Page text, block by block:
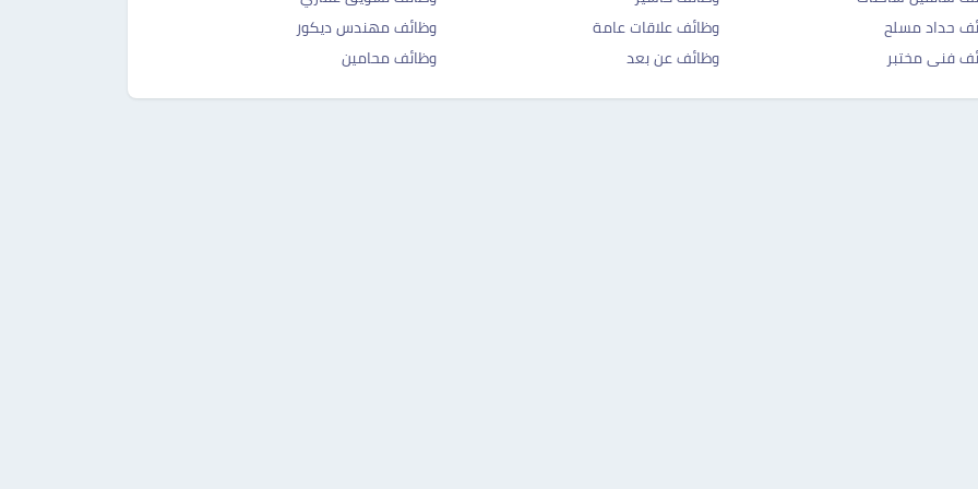
حداد مسلح
وظائف علاقات عامة
وظائف مهندس ديكور
فنى مختبر
وظائف عن بعد وظائف محامين